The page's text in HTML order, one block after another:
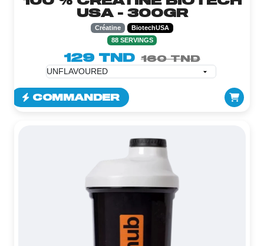
USA - 300GR
Créatine
BiotechUSA
88 SERVINGS
129 TND 160 TND
COMMANDER